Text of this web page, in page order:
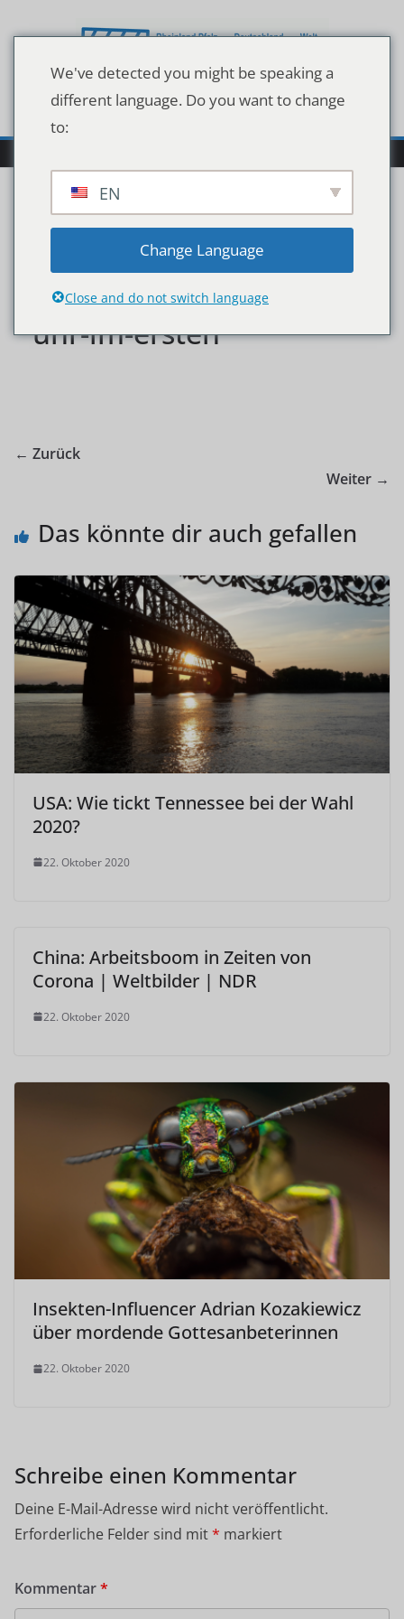
Inhalt
versuchskaninchen-
heimkind-am-3-2-2330-
uhr-im-ersten
← Zurück
Weiter →
Das könnte dir auch gefallen
USA: Wie tickt Tennessee bei der Wahl
2020?
22. Oktober 2020
China: Arbeitsboom in Zeiten von
Corona | Weltbilder | NDR
22. Oktober 2020
Insekten-Influencer Adrian Kozakiewicz
über mordende Gottesanbeterinnen
22. Oktober 2020
Schreibe einen Kommentar
Deine E-Mail-Adresse wird nicht veröffentlicht.
Erforderliche Felder sind mit* markiert
Kommentar*
We've detected you might be speaking a
different language. Do you want to change
to:
EN
Change Language
Close and do not switch language